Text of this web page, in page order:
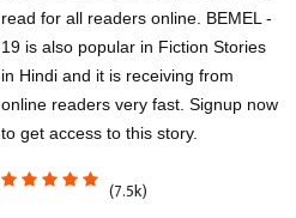
read for all readers online. BEMEL -
19 is also popular in Fiction Stories
in Hindi and it is receiving from
online readers very fast. Signup now
to get access to this story.
(7.5k)